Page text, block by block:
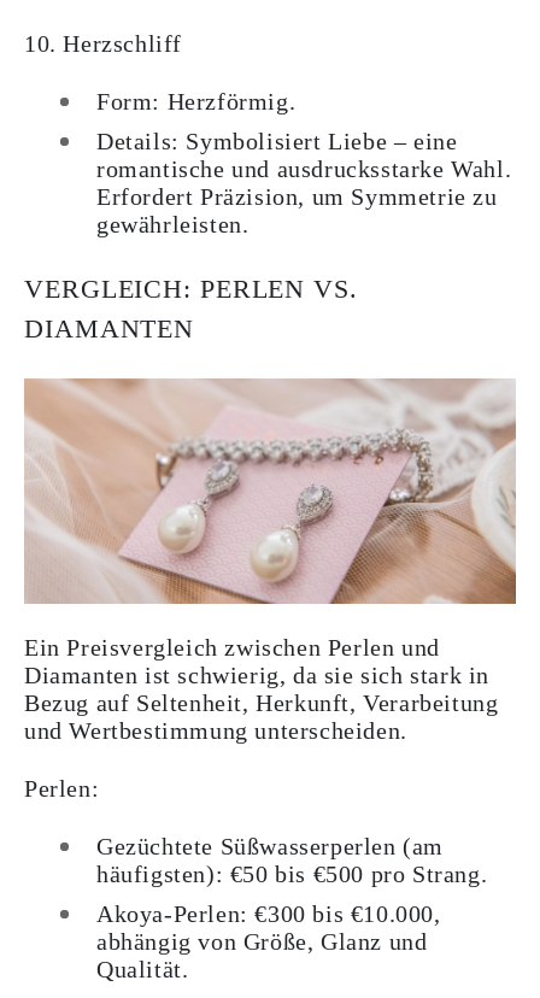
10. Herzschliff
Form: Herzförmig.
Details: Symbolisiert Liebe – eine
romantische und ausdrucksstarke Wahl.
Erfordert Präzision, um Symmetrie zu
gewährleisten.
VERGLEICH: PERLEN VS.
DIAMANTEN
Ein Preisvergleich zwischen Perlen und
Diamanten ist schwierig, da sie sich stark in
Bezug auf Seltenheit, Herkunft, Verarbeitung
und Wertbestimmung unterscheiden.
Perlen:
Gezüchtete Süßwasserperlen (am
häufigsten): €50 bis €500 pro Strang.
Akoya-Perlen: €300 bis €10.000,
abhängig von Größe, Glanz und
Qualität.